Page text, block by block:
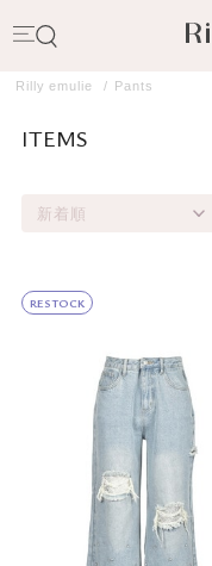
Rilly emulie Pants
ITEMS
新着順
商品一覧
RESTOCK